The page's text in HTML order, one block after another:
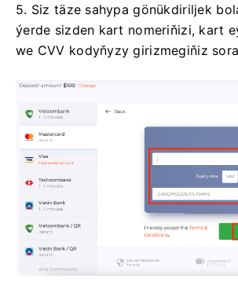
5. Siz täze sahypa gönükdiriljek
ýerde sizden kart nomeriňizi, kart
we CVV kodyňyzy girizmegiňiz